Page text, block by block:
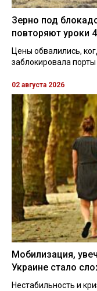
Зерно под
повторяют уроки
Цены обвалились,
заблокировала порты
02 августа 2026
Мобилизация,
Украине стало
Нестабильность и